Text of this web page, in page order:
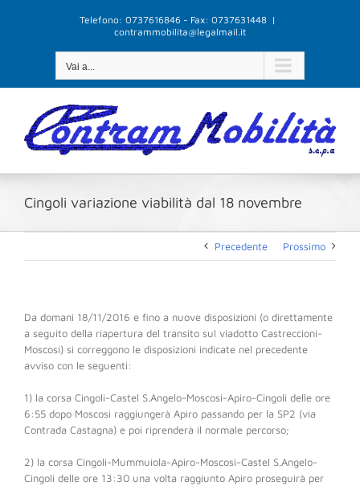
Telefono: 0737616846 - Fax: 0737631448 |
contrammobilita@legalmail.it
Vai a...
Cingoli variazione viabilità dal 18 novembre
Precedente Prossimo
Da domani 18/11/2016 e fino a nuove disposizioni (o direttamente
a seguito della riapertura del transito sul viadotto Castreccioni-
Moscosi) si correggono le disposizioni indicate nel precedente
avviso con le seguenti:
1) la corsa Cingoli-Castel S.Angelo-Moscosi-Apiro-Cingoli delle ore
6:55 dopo Moscosi raggiungerà Apiro passando per la SP2 (via
Contrada Castagna) e poi riprenderà il normale percorso;
2) la corsa Cingoli-Mummuiola-Apiro-Moscosi-Castel S.Angelo-
Cingoli delle ore 13:30 una volta raggiunto Apiro proseguirà per